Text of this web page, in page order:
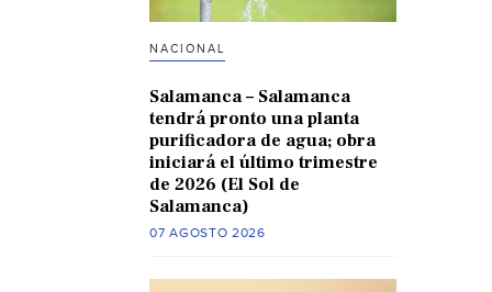
NACIONAL
Salamanca – Salamanca
tendrá pronto una planta
purificadora de agua; obra
iniciará el último trimestre
de 2026 (El Sol de
Salamanca)
07 AGOSTO 2026